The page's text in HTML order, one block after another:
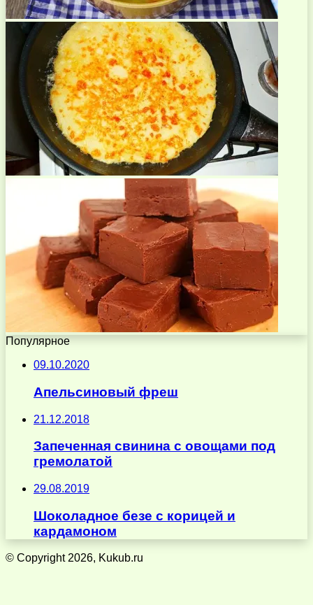
Популярное
09.10.2020
Апельсиновый фреш
21.12.2018
Запеченная свинина с овощами под
гремолатой
29.08.2019
Шоколадное безе с корицей и
кардамоном
© Copyright 2026, Kukub.ru